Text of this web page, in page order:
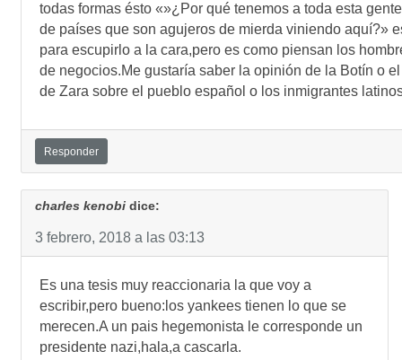
todas formas ésto «»¿Por qué tenemos a toda esta gente
de países que son agujeros de mierda viniendo aquí?»
para escupirlo a la cara,pero es como piensan los
de negocios.Me gustaría saber la opinión de la Botín o el
de Zara sobre el pueblo español o los inmigrantes
Responder
charles kenobi dice:
3 febrero, 2018 a las 03:13
Es una tesis muy reaccionaria la que voy a
escribir,pero bueno:los yankees tienen lo que se
merecen.A un pais hegemonista le corresponde un
presidente nazi,hala,a cascarla.